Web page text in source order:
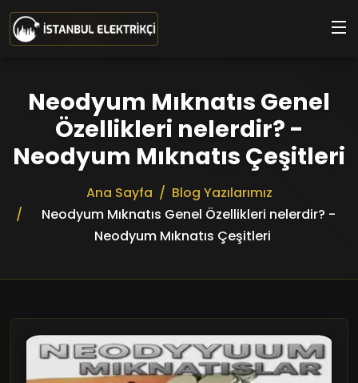
Ana içeriğe geç
Neodyum Mıknatıs Genel
Özellikleri nelerdir? -
Neodyum Mıknatıs Çeşitleri
Ana Sayfa
Blog Yazılarımız
Neodyum Mıknatıs Genel Özellikleri nelerdir? -
Neodyum Mıknatıs Çeşitleri